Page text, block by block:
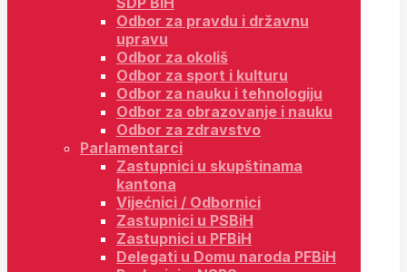
Odbor za pravdu i državnu
upravu
Odbor za okoliš
Odbor za sport i kulturu
Odbor za nauku i tehnologiju
Odbor za obrazovanje i nauku
Odbor za zdravstvo
Parlamentarci
Zastupnici u skupštinama
kantona
Vijećnici / Odbornici
Zastupnici u PSBiH
Zastupnici u PFBiH
Delegati u Domu naroda PFBiH